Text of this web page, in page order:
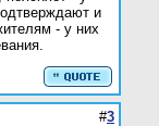
и
- у них
#3